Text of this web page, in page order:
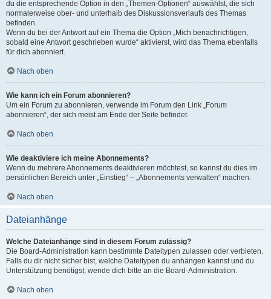
du die entsprechende Option in den „Themen-Optionen“ auswählst, die sich
normalerweise ober- und unterhalb des Diskussionsverlaufs des Themas
befinden.
Wenn du bei der Antwort auf ein Thema die Option „Mich benachrichtigen,
sobald eine Antwort geschrieben wurde“ aktivierst, wird das Thema ebenfalls
für dich abonniert.
Nach oben
Wie kann ich ein Forum abonnieren?
Um ein Forum zu abonnieren, verwende im Forum den Link „Forum
abonnieren“, der sich meist am Ende der Seite befindet.
Nach oben
Wie deaktiviere ich meine Abonnements?
Wenn du mehrere Abonnements deaktivieren möchtest, so kannst du dies im
persönlichen Bereich unter „Einstieg“ – „Abonnements verwalten“ machen.
Nach oben
Dateianhänge
Welche Dateianhänge sind in diesem Forum zulässig?
Die Board-Administration kann bestimmte Dateitypen zulassen oder verbieten.
Falls du dir nicht sicher bist, welche Dateitypen du anhängen kannst und du
Unterstützung benötigst, wende dich bitte an die Board-Administration.
Nach oben